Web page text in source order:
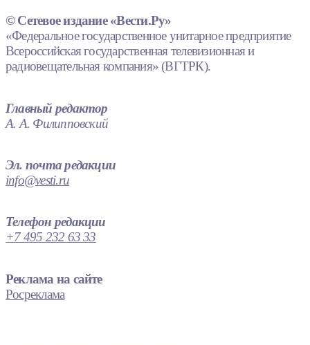
© Сетевое издание «Вести.Ру»
«Федеральное государственное унитарное предприятие
Всероссийская государственная телевизионная и
радиовещательная компания» (ВГТРК).
Главный редактор
А. А. Филипповский
Эл. почта редакции
info@vesti.ru
Телефон редакции
+7 495 232 63 33
Реклама на сайте
Росреклама